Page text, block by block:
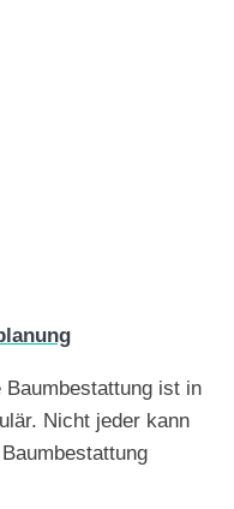
ist in
Nicht jeder kann